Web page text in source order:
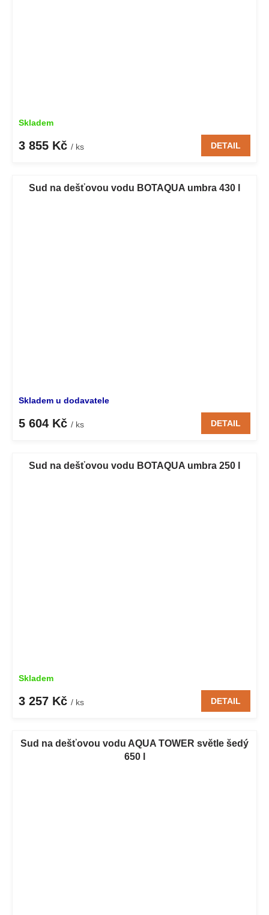
Skladem
3 855 Kč / ks DETAIL
Sud na dešťovou vodu BOTAQUA umbra 430 l
Skladem u dodavatele
5 604 Kč / ks DETAIL
Sud na dešťovou vodu BOTAQUA umbra 250 l
Skladem
3 257 Kč / ks DETAIL
Sud na dešťovou vodu AQUA TOWER světle šedý
650 l